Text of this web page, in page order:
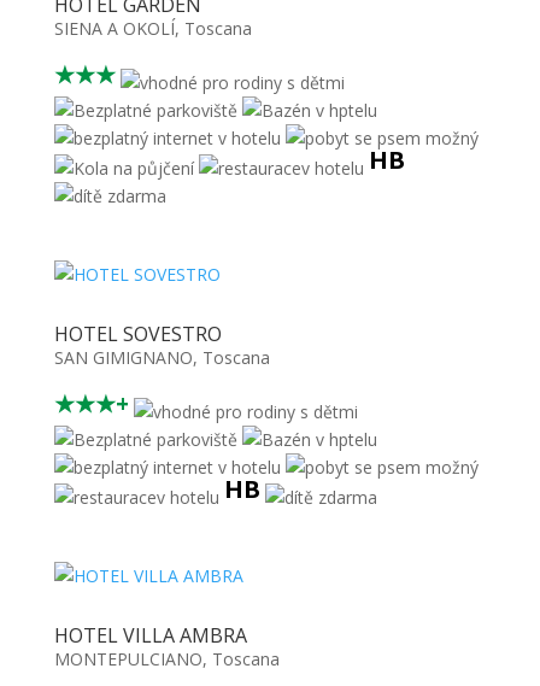
SIENA A OKOLÍ, Toscana
★★★
HB
HOTEL SOVESTRO
SAN GIMIGNANO, Toscana
★★★+
HB
HOTEL VILLA AMBRA
MONTEPULCIANO, Toscana